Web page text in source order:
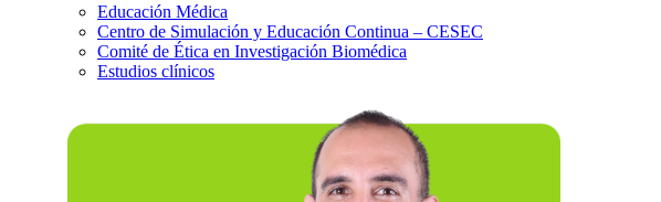
Educación Médica
Centro de Simulación y Educación Continua – CESEC
Comité de Ética en Investigación Biomédica
Estudios clínicos